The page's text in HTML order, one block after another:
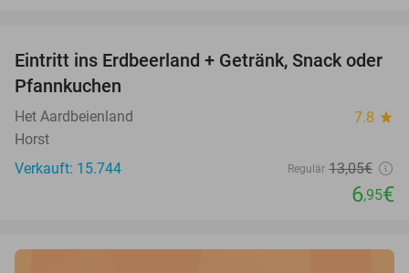
47%
Eintritt ins Erdbeerland + Getränk, Snack oder
Pfannkuchen
Het Aardbeienland 7.8 star
Horst
Verkauft: 15.744
Regulär 13,05€
6,95€